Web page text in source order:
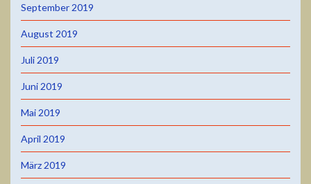
September 2019
August 2019
Juli 2019
Juni 2019
Mai 2019
April 2019
März 2019